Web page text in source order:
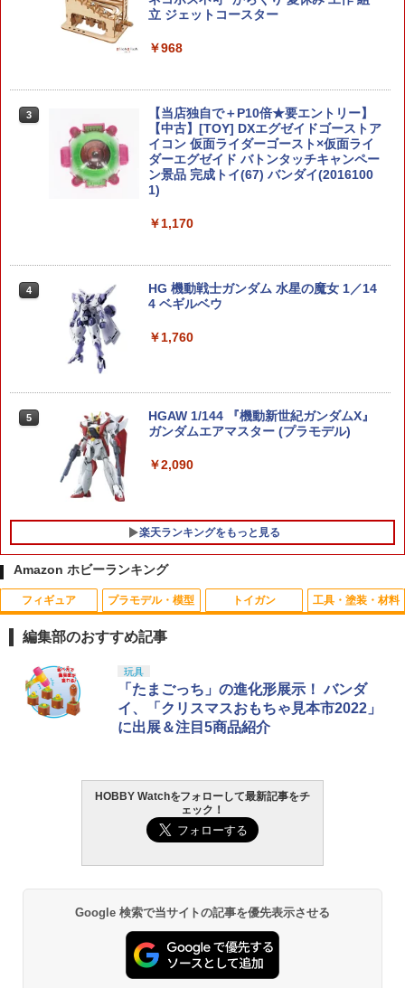
立 ジェットコースター
￥968
3
【当店独自で＋P10倍★要エントリー】
【中古】[TOY] DXエグゼイドゴーストア
イコン 仮面ライダーゴースト×仮面ライ
ダーエグゼイド バトンタッチキャンペー
ン景品 完成トイ(67) バンダイ(2016100
1)
￥1,170
4
HG 機動戦士ガンダム 水星の魔女 1／14
4 ベギルベウ
￥1,760
5
HGAW 1/144 『機動新世紀ガンダムX』
ガンダムエアマスター (プラモデル)
￥2,090
楽天ランキングをもっと見る
1
【未開封】タイトーくじ 初音ミク×ROD
Y A賞 初音ミク×RODY フィギュア【一
宮店】
￥7,109
【中古】【未開封】星月夜ジオラマ 「一
番くじ フィンセント・ファン・ゴッホ」
￥7,700
1
MILITARY-BASE 星条旗パッチ 刺繍 82×
50mm◆ワッペン パッチ PATCH US AR
MY 軍隊 アメリカ USA United State ベ
￥330
￥220
ベアリング NTN 6202LLU 接触ゴムシー
ルド
￥363
1
タカラトミー ゴー!ゴー!びーくるずー び
ーくるずートミカ レッツとブルン
タカラトミー ゴー!ゴー!びーくるずー び
￥750
タカラトミー ゴー!ゴー!びーくるずー び
￥750
Amazon ホビーランキング
フィギュア
ツ（真骨彫製法） 仮面ライダーBLACK
RX 約150mm PVC&ABS&布製 塗装済み
可動フィギュア
タカラトミー(TAKARA TOMY) T-SPAR
K トランスフォーマー ニューレジェンズ
NL-07 サウンドウェーブ 可動フィギュア
TAMASHII NATIONS S.H.フィギュアー
ツ ONE PIECE シャンクス -マリンフォ
ード頂上決戦- 約165mm PVC&ABS&布
プラモデル・模型
30MS SIS-J00 メルンジャ[カラーA] 色
分け済みプラモデル
￥4,200
BANDAI SPIRITS(バンダイ スピリッツ)
機動警察パトレイバー EZY RG 1/48 AV-
98Plus (イングラム・プラス) 色分け済
みプラモデル
HG 機動戦士ガンダム00 グラハム専用ユ
ニオンフラッグカスタム 1/144スケール
色分け済みプラモデル
トイガン
バックマシンガン No.14 20式 5.56mm
小銃 18歳以上 ガスブローバック
￥196,900
東京マルイ(TOKYO MARUI) No.25 コル
ト ガバメント HG 18歳以上エアーHOP
ハンドガン
￥3,384
東京マルイ No.10 ハイキャパ5.1 10歳以
上 電動ブローバック フルオート
￥3,815
工具・塗装・材料
プレミアム 220ml
￥962
GSIクレオス Mr.トップコート 水性プレ
ミアムトップコートスプレー 光沢 88ml
ホビー用仕上材 B601
￥748
タミヤ クラフトツールシリーズ No.123
先細薄刃ニッパー (ゲートカット用) プラ
モデル用工具 74123
編集部のおすすめ記事
玩具
「たまごっち」の進化形展示！ バンダ
イ、「クリスマスおもちゃ見本市2022」
に出展＆注目5商品紹介
HOBBY Watchをフォローして最新記事をチ
ェック！
Google 検索で当サイトの記事を優先表示させる